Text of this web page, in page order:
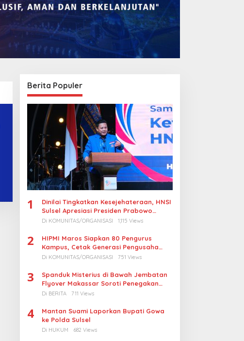
Berita Populer
1
Dinilai Tingkatkan Kesejehateraan, HNSI
Sulsel Apresiasi Presiden Prabowo
Turunkan Harga BBM Nelayan
Di KOMUNITAS/ORGANISASI 1,115 Views
2
HIPMI Maros Siapkan 80 Pengurus
Kampus, Cetak Generasi Pengusaha
Muda
Di KOMUNITAS/ORGANISASI 751 Views
3
Spanduk Misterius di Bawah Jembatan
Flyover Makassar Soroti Penegakan
Hukum Kasus Korupsi
Di BERITA 711 Views
4
Mantan Suami Laporkan Bupati Gowa
ke Polda Sulsel
Di HUKUM 682 Views